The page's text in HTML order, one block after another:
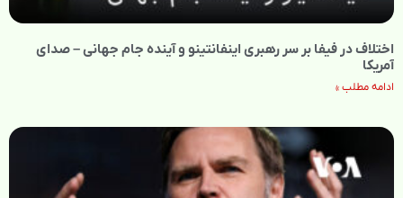
اختلاف در فیفا بر سر رهبری اینفانتینو و آینده جام جهانی – صدای
آمریکا
ادامه مطلب »